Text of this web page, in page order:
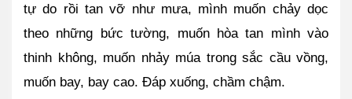
tự do rồi tan vỡ như mưa, mình muốn chảy dọc
theo những bức tường, muốn hòa tan mình vào
thinh không, muốn nhảy múa trong sắc cầu vồng,
muốn bay, bay cao. Đáp xuống, chầm chậm.